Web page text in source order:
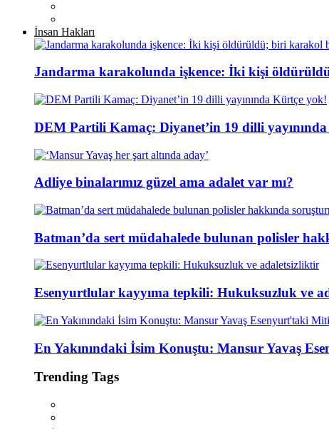
İnsan Hakları
Jandarma karakolunda işkence: İki kişi
DEM Partili Kamaç: Diyanet’in 19 dilli
Adliye binalarımız güzel ama adalet var mı?
Batman’da sert müdahalede bulunan polisler
Esenyurtlular kayyıma tepkili: Hukuksuzluk ve
En Yakınındaki İsim Konuştu: Mansur Yavaş
Trending Tags